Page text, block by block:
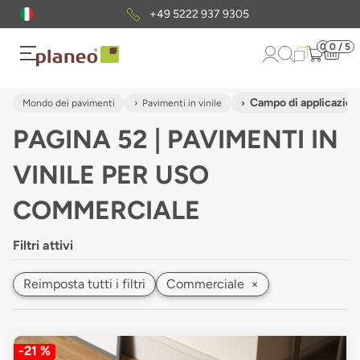
Pacchetto di campionigratuiti
0 0 / 5
Mondo dei pavimenti Pavimenti in vinile Campo di
PAGINA 52 | PAVIMENTI IN
VINILE PER USO
COMMERCIALE
Filtri attivi
Reimposta tutti i filtri Commerciale ×
-21 %